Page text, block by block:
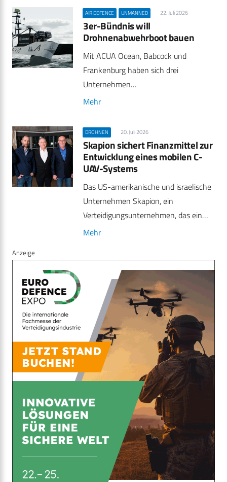
AIR DEFENCE UNMANNED 22. Juli 2026
3er-Bündnis will
Drohnenabwehrboot bauen
Mit ACUA Ocean, Babcock und
Frankenburg haben sich drei
Unternehmen…
Mehr
DROHNEN 20. Juli 2026
Skapion sichert Finanzmittel zur
Entwicklung eines mobilen C-
UAV-Systems
Das US-amerikanische und israelische
Unternehmen Skapion, ein
Verteidigungsunternehmen, das ein…
Mehr
Anzeige